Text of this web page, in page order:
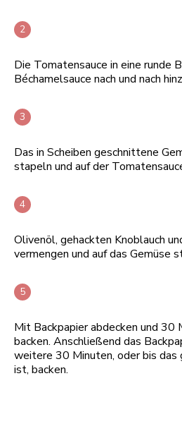
Die Tomatensauce in eine runde
Béchamelsauce nach und nach
Das in Scheiben geschnittene
stapeln und auf der
Olivenöl, gehackten Knoblauch
vermengen und auf das Gemüse
Mit Backpapier abdecken und 30
backen. Anschließend das
weitere 30 Minuten, oder bis das
ist, backen.